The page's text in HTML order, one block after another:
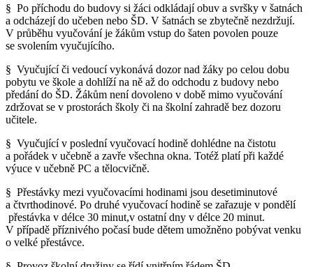
§ Po příchodu do budovy si žáci odkládají obuv a svršky v šatnách
a odcházejí do učeben nebo ŠD. V šatnách se zbytečně nezdržují.
V průběhu vyučování je žákům vstup do šaten povolen pouze
se svolením vyučujícího.
§ Vyučující či vedoucí vykonává dozor nad žáky po celou dobu
pobytu ve škole a dohlíží na ně až do odchodu z budovy nebo
předání do ŠD. Žákům není dovoleno v době mimo vyučování
zdržovat se v prostorách školy či na školní zahradě bez dozoru
učitele.
§ Vyučující v poslední vyučovací hodině dohlédne na čistotu
a pořádek v učebně a zavře všechna okna. Totéž platí při každé
výuce v učebně PC a tělocvičně.
§ Přestávky mezi vyučovacími hodinami jsou desetiminutové
a čtvrthodinové. Po druhé vyučovací hodině se zařazuje v pondělí
přestávka v délce 30 minut,v ostatní dny v délce 20 minut.
V případě příznivého počasí bude dětem umožněno pobývat venku
o velké přestávce.